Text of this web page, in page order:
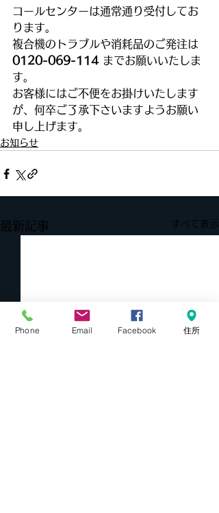
コールセンターは通常通り受付してお
ります。
複合機のトラブルや消耗品のご発注は
0120-069-114 までお願いいたしま
す。
お客様にはご不便をお掛けいたします
が、何卒ご了承下さいますようお願い
申し上げます。
お知らせ
最新記事 すべて表示
Phone Email Facebook 住所